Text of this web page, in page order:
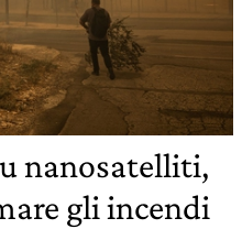
nanosatelliti,
gli incendi